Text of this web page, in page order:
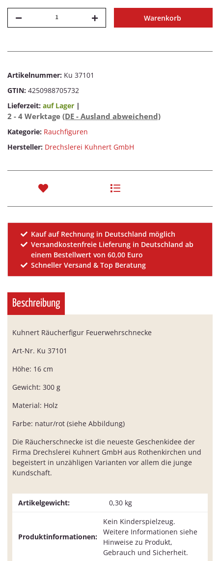
Warenkorb
Artikelnummer: Ku 37101
GTIN: 4250988705732
Lieferzeit: auf Lager |
2 - 4 Werktage (DE - Ausland abweichend)
Kategorie: Rauchfiguren
Hersteller: Drechslerei Kuhnert GmbH
Kauf auf Rechnung in Deutschland möglich
Versandkostenfreie Lieferung in Deutschland ab
einem Bestellwert von 60,00 Euro
Schneller Versand & Top Beratung
Beschreibung
Kuhnert Räucherfigur Feuerwehrschnecke
Art-Nr. Ku 37101
Höhe: 16 cm
Gewicht: 300 g
Material: Holz
Farbe: natur/rot (siehe Abbildung)
Die Räucherschnecke ist die neueste Geschenkidee der
Firma Drechslerei Kuhnert GmbH aus Rothenkirchen und
begeistert in unzähligen Varianten vor allem die junge
Kundschaft.
Artikelgewicht: 0,30 kg
Produktinformationen:
Kein Kinderspielzeug.
Weitere Informationen siehe
Hinweise zu Produkt,
Gebrauch und Sicherheit.